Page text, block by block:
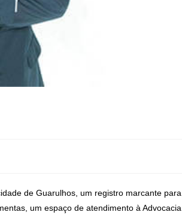
de Guarulhos, um registro marcante para
um espaço de atendimento à Advocacia